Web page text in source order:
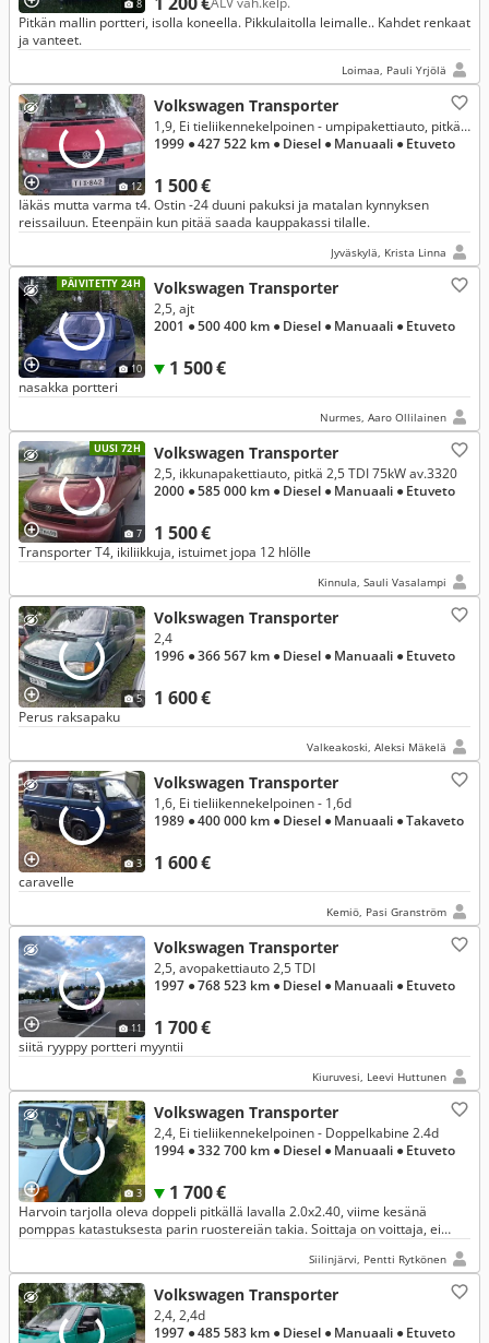
8
Pitkän mallin portteri, isolla koneella. Pikkulaitolla leimalle.. Kahdet renkaat
ja vanteet.
Loimaa, Pauli Yrjölä
12
Volkswagen Transporter
1 500 €
1,9, Ei tieliikennekelpoinen - umpipakettiauto, pitkä 1,9 TD 50kW av.3320
1999 ● 427 522 km ● Diesel ● Manuaali ● Etuveto
Iäkäs mutta varma t4. Ostin -24 duuni pakuksi ja matalan kynnyksen
reissailuun. Eteenpäin kun pitää saada kauppakassi tilalle.
Jyväskylä, Krista Linna
PÄIVITETTY 24H
10
Volkswagen Transporter
1 500 €
2,5, ajt
2001 ● 500 400 km ● Diesel ● Manuaali ● Etuveto
nasakka portteri
Nurmes, Aaro Ollilainen
UUSI 72H
7
Volkswagen Transporter
1 500 €
2,5, ikkunapakettiauto, pitkä 2,5 TDI 75kW av.3320
2000 ● 585 000 km ● Diesel ● Manuaali ● Etuveto
Transporter T4, ikiliikkuja, istuimet jopa 12 hlölle
Kinnula, Sauli Vasalampi
5
Volkswagen Transporter
1 600 €
2,4
1996 ● 366 567 km ● Diesel ● Manuaali ● Etuveto
Perus raksapaku
Valkeakoski, Aleksi Mäkelä
3
Volkswagen Transporter
1 600 €
1,6, Ei tieliikennekelpoinen - 1,6d
1989 ● 400 000 km ● Diesel ● Manuaali ● Takaveto
caravelle
Kemiö, Pasi Granström
11
Volkswagen Transporter
1 700 €
2,5, avopakettiauto 2,5 TDI
1997 ● 768 523 km ● Diesel ● Manuaali ● Etuveto
siitä ryyppy portteri myyntii
Kiuruvesi, Leevi Huttunen
3
Volkswagen Transporter
1 700 €
2,4, Ei tieliikennekelpoinen - Doppelkabine 2.4d
1994 ● 332 700 km ● Diesel ● Manuaali ● Etuveto
Harvoin tarjolla oleva doppeli pitkällä lavalla 2.0x2.40, viime kesänä
pomppas katastuksesta parin ruostereiän takia. Soittaja on voittaja, ei
Siilinjärvi, Pentti Rytkönen
Volkswagen Transporter
2,4, 2,4d
1997 ● 485 583 km ● Diesel ● Manuaali ● Etuveto